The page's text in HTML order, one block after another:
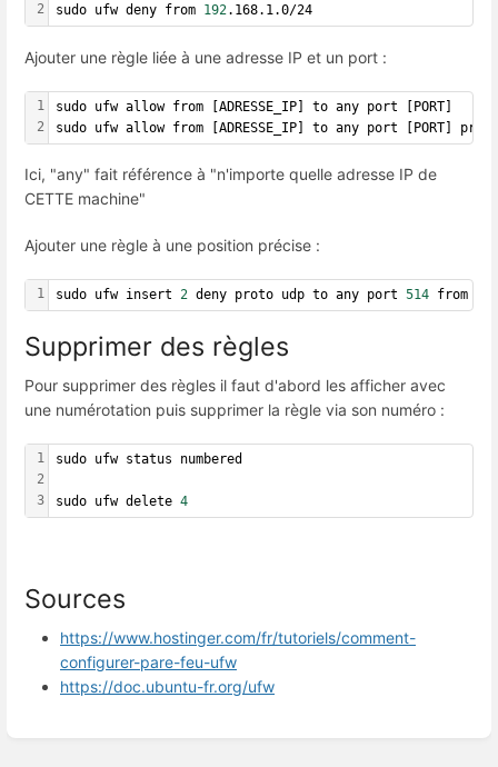
2
sudo ufw deny from 192.168.1.0/24
Ajouter une règle liée à une adresse IP et un port :
1
2
sudo ufw allow from [ADRESSE_IP] to any port [PORT]
sudo ufw allow from [ADRESSE_IP] to any port [PORT]
Ici, "any" fait référence à "n'importe quelle adresse IP de
CETTE machine"
Ajouter une règle à une position précise :
1 sudo ufw insert 2 deny proto udp to any port 514 from
Supprimer des règles
Pour supprimer des règles il faut d'abord les afficher avec
une numérotation puis supprimer la règle via son numéro :
1
2
3
sudo ufw status numbered
sudo ufw delete 4
Sources
https://www.hostinger.com/fr/tutoriels/comment-
configurer-pare-feu-ufw
https://doc.ubuntu-fr.org/ufw